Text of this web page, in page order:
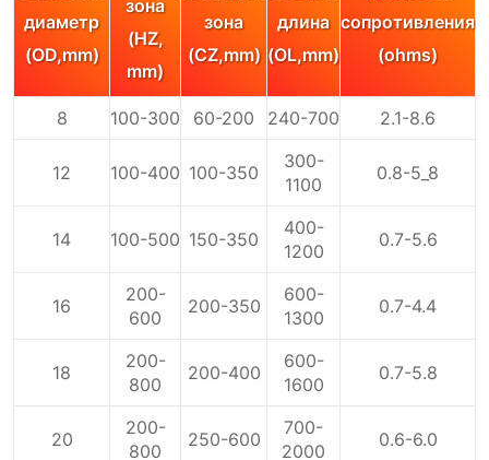
диаметр
(OD,mm)
зона
(HZ,
mm)
зона
(CZ,mm)
длина
(OL,mm)
сопротивления
(ohms)
8 100-300 60-200 240-700 2.1-8.6
12 100-400 100-350
300-
1100
0.8-5_8
14 100-500 150-350
400-
1200
0.7-5.6
16
200-
600
200-350
600-
1300
0.7-4.4
18
200-
800
200-400
600-
1600
0.7-5.8
20
200-
800
250-600
700-
2000
0.6-6.0